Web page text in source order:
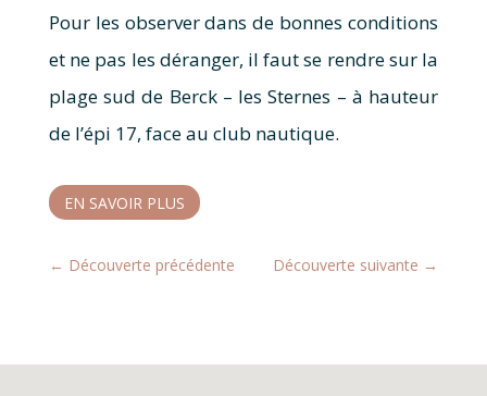
Pour les observer dans de bonnes conditions
et ne pas les déranger, il faut se rendre sur la
plage sud de Berck – les Sternes – à hauteur
de l’épi 17, face au club nautique.
EN SAVOIR PLUS
← Découverte précédente Découverte suivante →